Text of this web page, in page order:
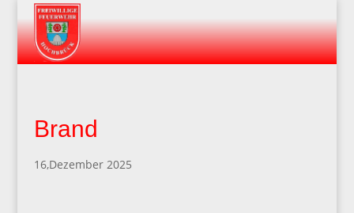
Brand
16,Dezember 2025